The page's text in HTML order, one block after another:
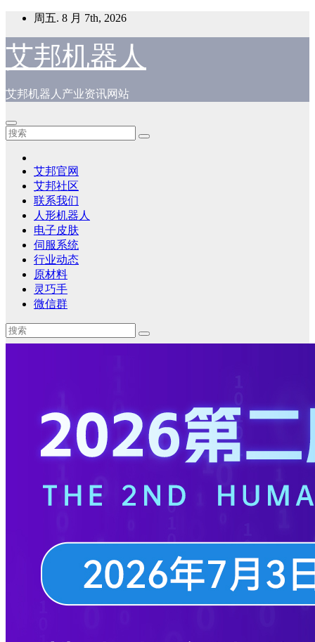
内
容
周五. 8 月 7th, 2026
艾邦机器人
艾邦机器人产业资讯网站
艾邦官网
艾邦社区
联系我们
人形机器人
电子皮肤
伺服系统
行业动态
原材料
灵巧手
微信群